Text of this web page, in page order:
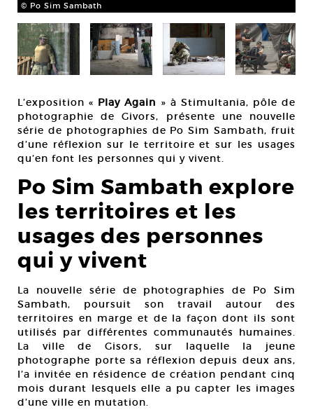
© Po Sim Sambath
L’exposition « Play Again » à Stimultania, pôle de
photographie de Givors, présente une nouvelle
série de photographies de Po Sim Sambath, fruit
d’une réflexion sur le territoire et sur les usages
qu’en font les personnes qui y vivent.
Po Sim Sambath explore
les territoires et les
usages des personnes
qui y vivent
La nouvelle série de photographies de Po Sim
Sambath, poursuit son travail autour des
territoires en marge et de la façon dont ils sont
utilisés par différentes communautés humaines.
La ville de Gisors, sur laquelle la jeune
photographe porte sa réflexion depuis deux ans,
l’a invitée en résidence de création pendant cinq
mois durant lesquels elle a pu capter les images
d’une ville en mutation.